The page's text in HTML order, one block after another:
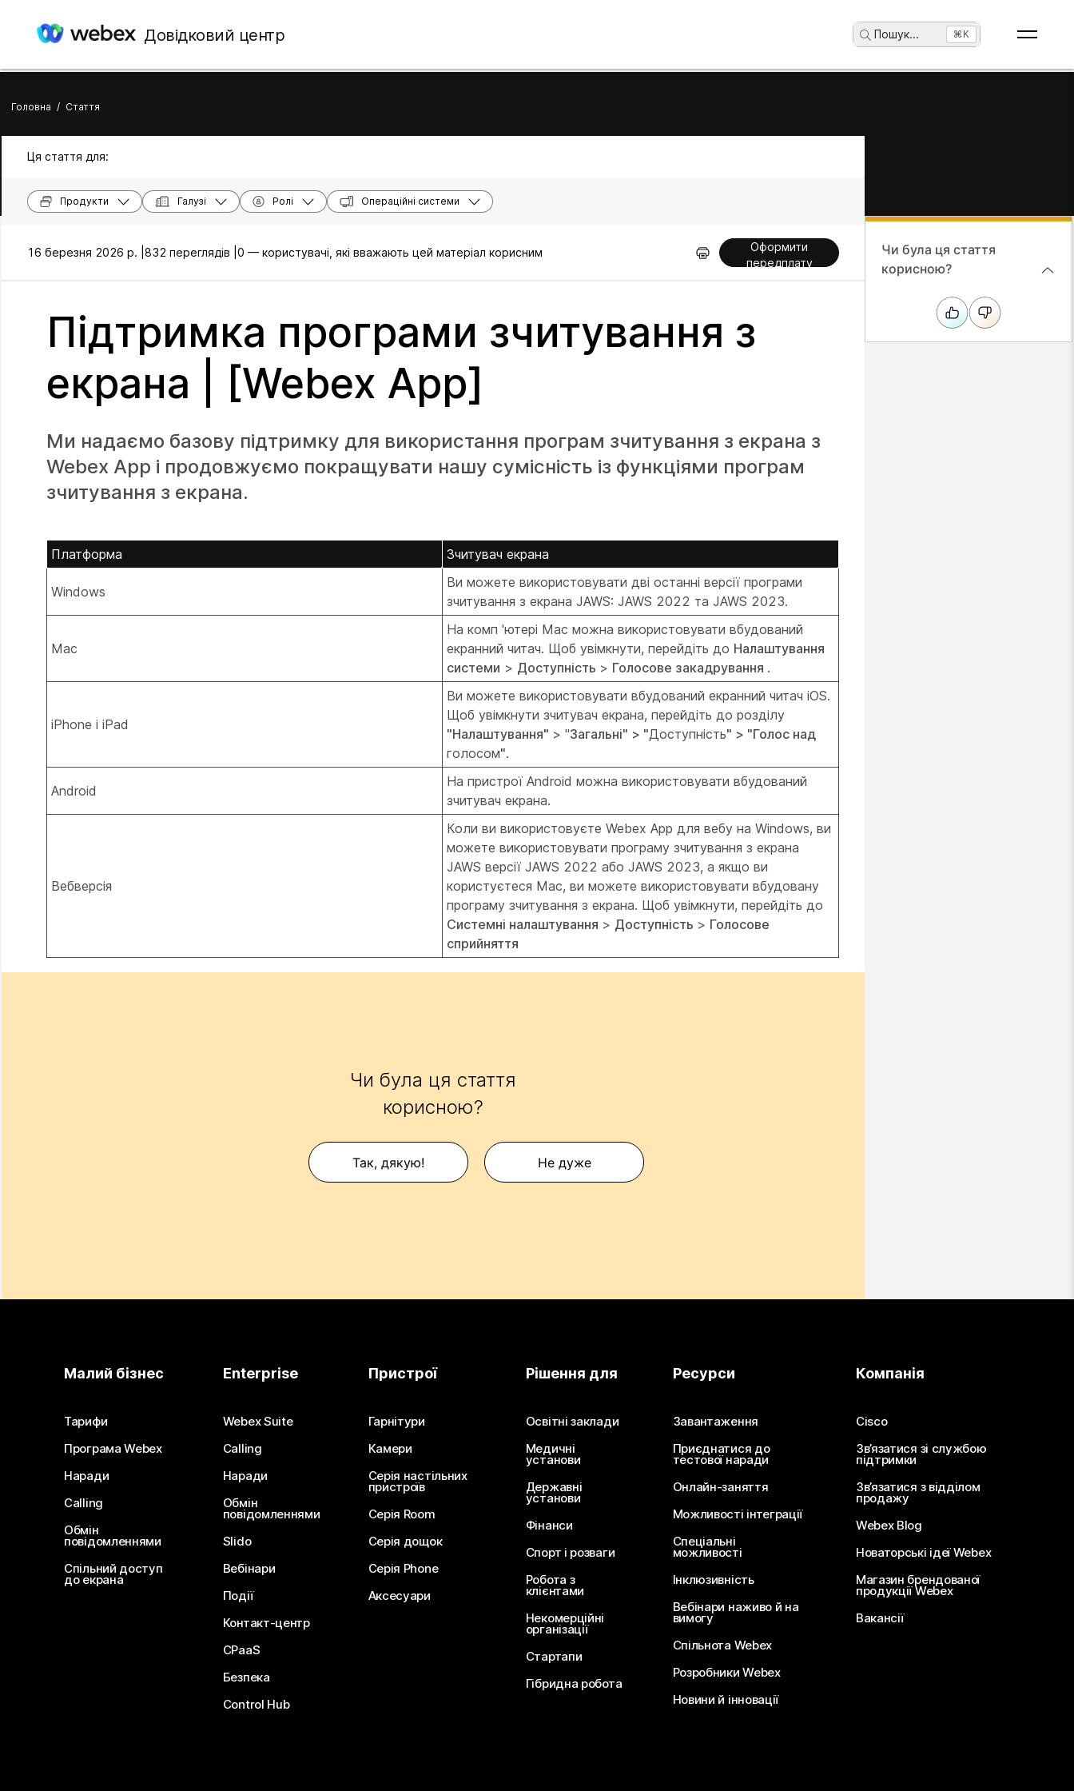
Довідковий центр Пошук... ⌘K
Головна / Стаття
Ця стаття для:
Продукти Галузі Ролі Операційні системи
16 березня 2026 р. | 832 переглядів | 0 — користувачі, які вважають цей матеріал корисним
Оформити
передплату
Підтримка програми зчитування з
екрана | [Webex App]
Ми надаємо базову підтримку для використання програм зчитування з екрана з
Webex App і продовжуємо покращувати нашу сумісність із функціями програм
зчитування з екрана.
Платформа Зчитувач екрана
Windows
Ви можете використовувати дві останні версії програми
зчитування з екрана JAWS: JAWS 2022 та JAWS 2023.
Mac
На комп 'ютері Mac можна використовувати вбудований
екранний читач. Щоб увімкнути, перейдіть до Налаштування
системи > Доступність > Голосове закадрування .
iPhone і iPad
Ви можете використовувати вбудований екранний читач iOS.
Щоб увімкнути зчитувач екрана, перейдіть до розділу
"Налаштування" > "Загальні" > "Доступність" > "Голос над
голосом".
Android
На пристрої Android можна використовувати вбудований
зчитувач екрана.
Вебверсія
Коли ви використовуєте Webex App для вебу на Windows, ви
можете використовувати програму зчитування з екрана
JAWS версії JAWS 2022 або JAWS 2023, а якщо ви
користуєтеся Mac, ви можете використовувати вбудовану
програму зчитування з екрана. Щоб увімкнути, перейдіть до
Системні налаштування > Доступність > Голосове
сприйняття
Чи була ця стаття
корисною?
Так, дякую! Не дуже
Чи була ця стаття
корисною?
Малий бізнес
Тарифи
Програма Webex
Наради
Calling
Обмін
повідомленнями
Спільний доступ
до екрана
Enterprise
Webex Suite
Calling
Наради
Обмін
повідомленнями
Slido
Вебінари
Події
Контакт-центр
CPaaS
Безпека
Control Hub
Пристрої
Гарнітури
Камери
Серія настільних
пристроїв
Серія Room
Серія дощок
Серія Phone
Аксесуари
Рішення для
Освітні заклади
Медичні
установи
Державні
установи
Фінанси
Спорт і розваги
Робота з
клієнтами
Некомерційні
організації
Стартапи
Гібридна робота
Ресурси
Завантаження
Приєднатися до
тестової наради
Онлайн-заняття
Можливості інтеграції
Спеціальні
можливості
Інклюзивність
Вебінари наживо й на
вимогу
Спільнота Webex
Розробники Webex
Новини й інновації
Компанія
Cisco
Зв’язатися зі службою
підтримки
Зв’язатися з відділом
продажу
Webex Blog
Новаторські ідеї Webex
Магазин брендованої
продукції Webex
Вакансії